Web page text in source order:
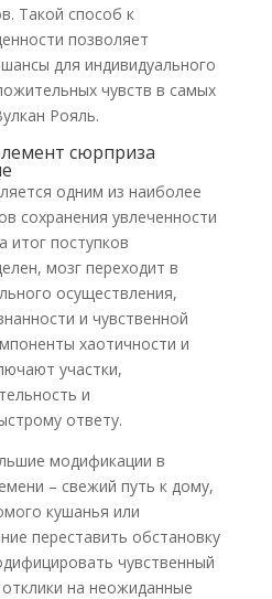
Такой способ к
позволяет
для индивидуального
чувств в самых
Рояль.
сюрприза
одним из наиболее
сохранения увлеченности
итог поступков
мозг переходит в
осуществления,
и чувственной
хаотичности и
участки,
и
ответу.
модификации в
– свежий путь к дому,
кушанья или
переставить обстановку
чувственный
на неожиданные